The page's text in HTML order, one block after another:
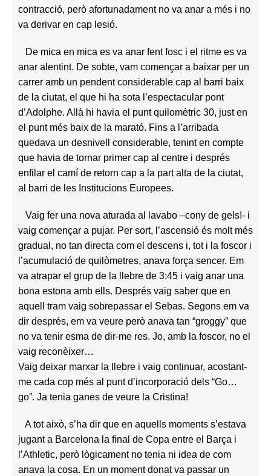
contracció, però afortunadament no va anar a més i no
va derivar en cap lesió.
De mica en mica es va anar fent fosc i el ritme es va
anar alentint. De sobte, vam començar a baixar per un
carrer amb un pendent considerable cap al barri baix
de la ciutat, el que hi ha sota l’espectacular pont
d’Adolphe. Allà hi havia el punt quilomètric 30, just en
el punt més baix de la marató. Fins a l’arribada
quedava un desnivell considerable, tenint en compte
que havia de tornar primer cap al centre i després
enfilar el camí de retorn cap a la part alta de la ciutat,
al barri de les Institucions Europees.
Vaig fer una nova aturada al lavabo –cony de gels!- i
vaig començar a pujar. Per sort, l’ascensió és molt més
gradual, no tan directa com el descens i, tot i la foscor i
l’acumulació de quilòmetres, anava força sencer. Em
va atrapar el grup de la llebre de 3:45 i vaig anar una
bona estona amb ells. Després vaig saber que en
aquell tram vaig sobrepassar el Sebas. Segons em va
dir després, em va veure però anava tan “groggy” que
no va tenir esma de dir-me res. Jo, amb la foscor, no el
vaig reconèixer…
Vaig deixar marxar la llebre i vaig continuar, acostant-
me cada cop més al punt d’incorporació dels “Go…
go”. Ja tenia ganes de veure la Cristina!
A tot això, s’ha dir que en aquells moments s’estava
jugant a Barcelona la final de Copa entre el Barça i
l’Athletic, però lògicament no tenia ni idea de com
anava la cosa. En un moment donat va passar un